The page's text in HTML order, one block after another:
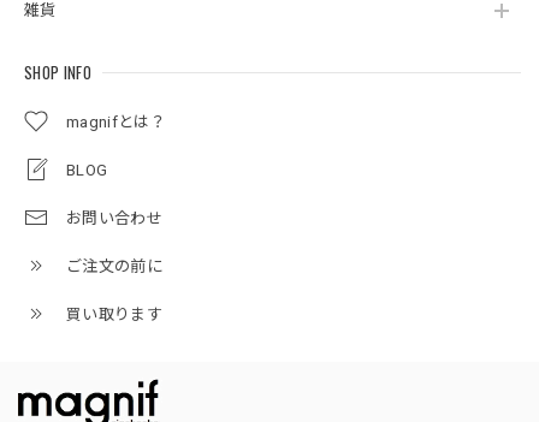
雑貨
SHOP INFO
magnifとは？
BLOG
お問い合わせ
ご注文の前に
買い取ります